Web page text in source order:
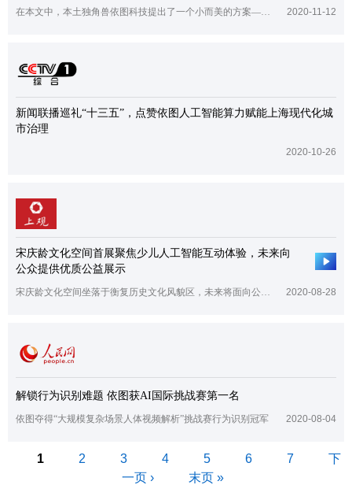
在本文中，本土独角兽依图科技提出了一个小而美的方案——ConvBERT，通过全新的注意力模块，仅用 1/10 的训练时间和 1/6 的参数就获得了跟 BE 2020-11-12
新闻联播巡礼“十三五”，点赞依图人工智能算力赋能上海现代化城
市治理
2020-10-26
宋庆龄文化空间首展聚焦少儿人工智能互动体验，未来向
公众提供优质公益展示
宋庆龄文化空间坐落于衡复历史文化风貌区，未来将面向公众提供优质的公益类教育、艺术及人文展览展示服务。 2020-08-28
解锁行为识别难题 依图获AI国际挑战赛第一名
依图夺得“大规模复杂场景人体视频解析”挑战赛行为识别冠军 2020-08-04
1 2 3 4 5 6 7
下
一页 ›
末页 »